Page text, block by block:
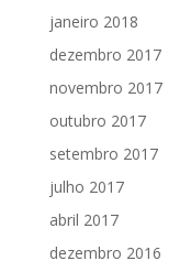
janeiro 2018
dezembro 2017
novembro 2017
outubro 2017
setembro 2017
julho 2017
abril 2017
dezembro 2016